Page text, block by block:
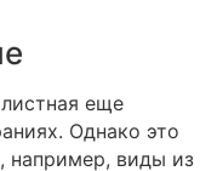
еще
Однако это
например, виды из